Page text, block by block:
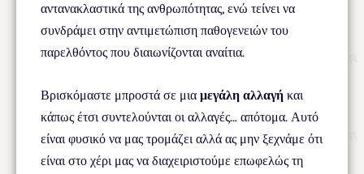
αντανακλαστικά της ανθρωπότητας, ενώ τείνει να
συνδράμει στην αντιμετώπιση παθογενειών του
παρελθόντος που διαιωνίζονται αναίτια.
Βρισκόμαστε μπροστά σε μια μεγάλη αλλαγή και
κάπως έτσι συντελούνται οι αλλαγές… απότομα. Αυτό
είναι φυσικό να μας τρομάζει αλλά ας μην ξεχνάμε ότι
είναι στο χέρι μας να διαχειριστούμε επωφελώς τη